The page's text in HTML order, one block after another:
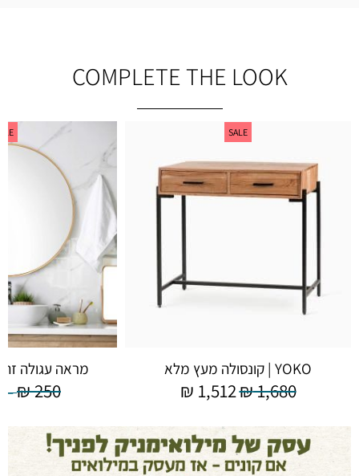
COMPLETE THE LOOK
SALE
YOKO | קונסולה מעץ מלא
₪1,680
₪ 1,512
מראה עגולה
₪250
–